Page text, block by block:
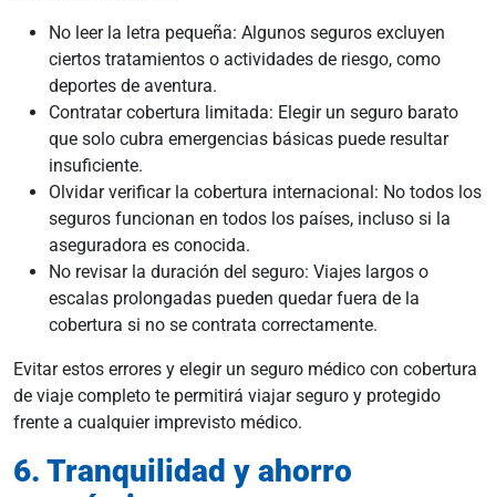
No leer la letra pequeña: Algunos seguros excluyen
ciertos tratamientos o actividades de riesgo, como
deportes de aventura.
Contratar cobertura limitada: Elegir un seguro barato
que solo cubra emergencias básicas puede resultar
insuficiente.
Olvidar verificar la cobertura internacional: No todos los
seguros funcionan en todos los países, incluso si la
aseguradora es conocida.
No revisar la duración del seguro: Viajes largos o
escalas prolongadas pueden quedar fuera de la
cobertura si no se contrata correctamente.
Evitar estos errores y elegir un seguro médico con cobertura
de viaje completo te permitirá viajar seguro y protegido
frente a cualquier imprevisto médico.
6. Tranquilidad y ahorro